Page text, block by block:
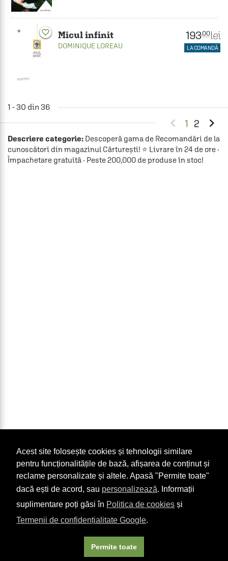
Acest site folosește cookies și tehnologii similare
pentru funcționalitățile de bază, afișarea de conținut și
reclame personalizate și altele. Apasă "Permite toate"
dacă ești de acord, sau personalizează. Informații
suplimentare poți găsi în Politica de cookies și
Termenii de confidențialitate Google.
Permite toate
favorite_border Micul infinit
DOMINIQUE LOREAU
193.00 lei
LA COMANDĂ
1 - 30 din 36
 1 2 
Descriere categorie: Descoperă gama de Recomandări de la
cunoscători din magazinul Cărturești! ⭐ Livrare în 24 de ore ·
Împachetare gratuită · Peste 200,000 de produse în stoc!